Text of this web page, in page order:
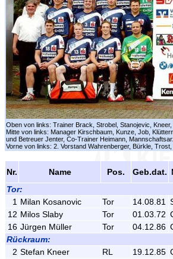
Oben von links: Trainer Brack, Strobel, Stanojevic,
Mitte von links: Manager Kirschbaum, Kunze, Job,
und Betreuer Jenter, Co-Trainer Heimann,
Vorne von links: 2. Vorstand Wahrenberger, Bürkle,
Nr. Name Pos. Geb.dat.
Tor:
1 Milan Kosanovic Tor 14.08.81
12 Milos Slaby Tor 01.03.72
16 Jürgen Müller Tor 04.12.86
Rückraum:
2 Stefan Kneer RL 19.12.85